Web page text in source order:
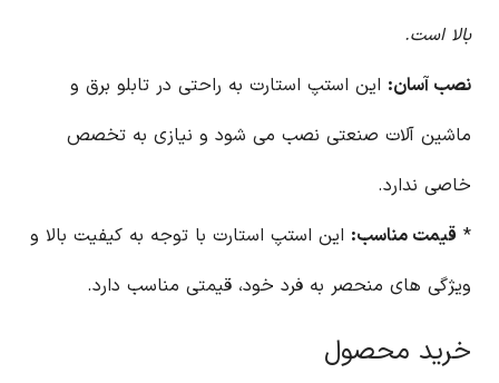
بالا است.
نصب آسان: این استپ استارت به راحتی در تابلو برق و
ماشین آلات صنعتی نصب می شود و نیازی به تخصص
خاصی ندارد.
* قیمت مناسب: این استپ استارت با توجه به کیفیت بالا و
ویژگی های منحصر به فرد خود، قیمتی مناسب دارد.
خرید محصول